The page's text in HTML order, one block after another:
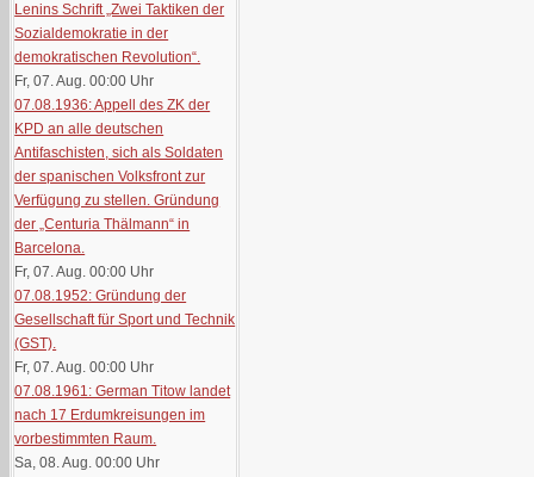
Lenins Schrift „Zwei Taktiken der
Sozialdemokratie in der
demokratischen Revolution“.
Fr, 07. Aug. 00:00 Uhr
07.08.1936: Appell des ZK der
KPD an alle deutschen
Antifaschisten, sich als Soldaten
der spanischen Volksfront zur
Verfügung zu stellen. Gründung
der „Centuria Thälmann“ in
Barcelona.
Fr, 07. Aug. 00:00 Uhr
07.08.1952: Gründung der
Gesellschaft für Sport und Technik
(GST).
Fr, 07. Aug. 00:00 Uhr
07.08.1961: German Titow landet
nach 17 Erdumkreisungen im
vorbestimmten Raum.
Sa, 08. Aug. 00:00 Uhr